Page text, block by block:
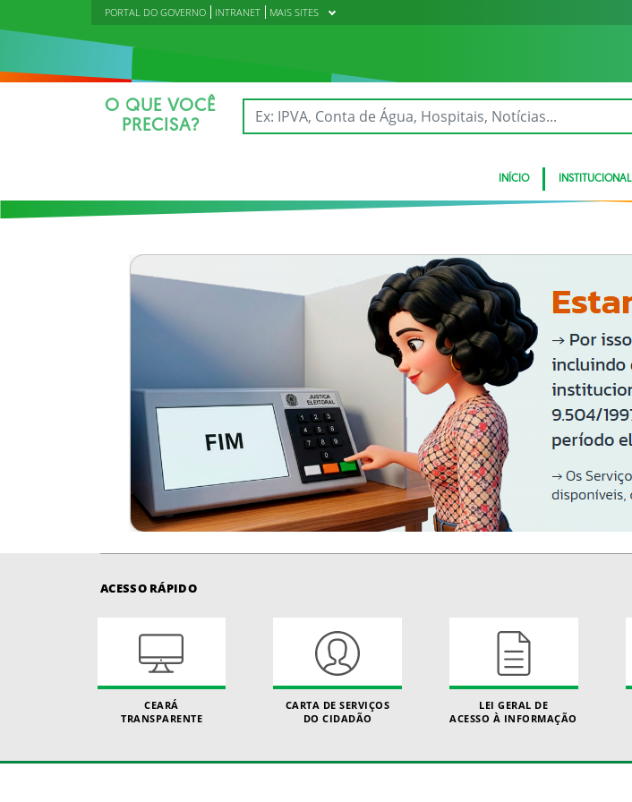
PORTAL DO GOVERNO INTRANET MAIS SITES
O QUE VOCÊ
PRECISA?
INÍCIO INSTITUCIONAL
ACESSO RÁPIDO
CEARÁ
TRANSPARENTE
CARTA DE SERVIÇOS
DO CIDADÃO
LEI GERAL DE
ACESSO À INFORMAÇÃO